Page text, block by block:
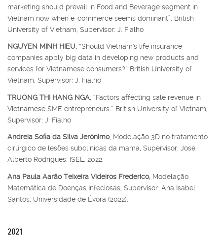
marketing should prevail in Food and Beverage segment in
Vietnam now when e-commerce seems dominant”. British
University of Vietnam, Supervisor: J. Fialho
NGUYEN MINH HIEU, “Should Vietnam's life insurance
companies apply big data in developing new products and
services for Vietnamese consumers?” British University of
Vietnam, Supervisor: J. Fialho
TRUONG THI HANG NGA, “Factors affecting sale revenue in
Vietnamese SME entrepreneurs.” British University of Vietnam,
Supervisor: J. Fialho
Andreia Sofia da Silva Jerónimo, Modelação 3D no tratamento
cirúrgico de lesões subclínicas da mama, Supervisor: José
Alberto Rodrigues. ISEL, 2022.
Ana Paula Aarão Teixeira Videiros Frederico, Modelação
Matemática de Doenças Infeciosas, Supervisor: Ana Isabel
Santos, Universidade de Évora (2022).
2021